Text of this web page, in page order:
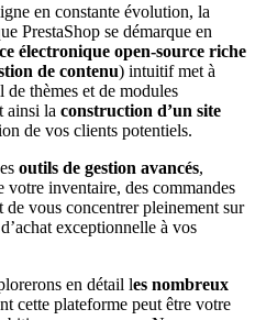
en constante évolution, la
PrestaShop se démarque en
électronique open-source riche
de contenu) intuitif met à
thèmes et de modules
ainsi la construction d’un site
de vos clients potentiels.
outils de gestion avancés,
inventaire, des commandes
de vous concentrer pleinement sur
exceptionnelle à vos
en détail les nombreux
cette plateforme peut être votre